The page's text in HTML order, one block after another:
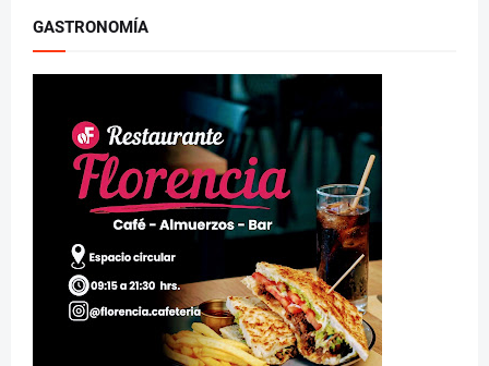
GASTRONOMÍA